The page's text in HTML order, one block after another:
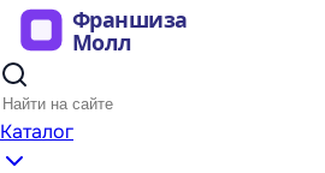
Каталог